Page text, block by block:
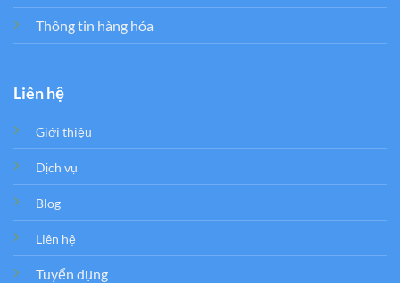
Thông tin hàng hóa
Liên hệ
Giới thiệu
Dịch vụ
Blog
Liên hệ
Tuyển dụng